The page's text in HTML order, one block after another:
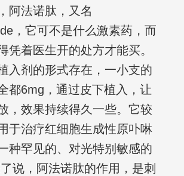
阿法诺肽，又名
，它可不是什么激素药，而
凭着医生开的处方才能买。
入剂的形式存在，一小支的
都6mg，通过皮下植入，让
，效果持续得久一些。它较
于治疗红细胞生成性原卟啉
种罕见的、对光特别敏感的
说，阿法诺肽的作用，是刺